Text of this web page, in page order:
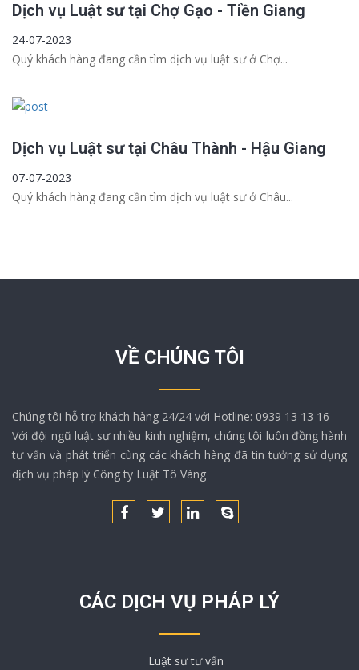
Dịch vụ Luật sư tại Chợ Gạo - Tiền Giang
24-07-2023
Quý khách hàng đang cần tìm dịch vụ luật sư ở Chợ...
Dịch vụ Luật sư tại Châu Thành - Hậu Giang
07-07-2023
Quý khách hàng đang cần tìm dịch vụ luật sư ở Châu...
VỀ CHÚNG TÔI
Chúng tôi hỗ trợ khách hàng 24/24 với Hotline: 0939 13 13 16
Với đội ngũ luật sư nhiều kinh nghiệm, chúng tôi luôn đồng hành
tư vấn và phát triển cùng các khách hàng đã tin tưởng sử dụng
dịch vụ pháp lý Công ty Luật Tô Vàng
CÁC DỊCH VỤ PHÁP LÝ
Luật sư tư vấn